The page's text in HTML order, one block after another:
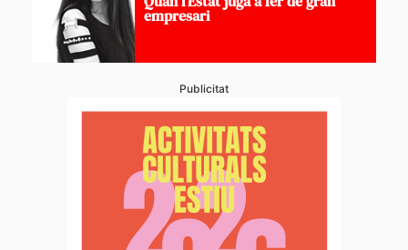
empresari
Publicitat